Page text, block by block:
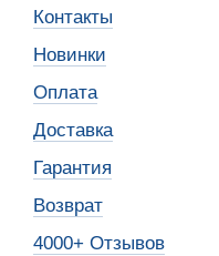
Контакты
Новинки
Оплата
Доставка
Гарантия
Возврат
4000+ Отзывов